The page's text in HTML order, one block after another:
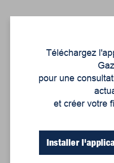
Un siècle de
régionale
Juillet 2026
en croissance
Téléchargez
pour une
et créer votre
Installer